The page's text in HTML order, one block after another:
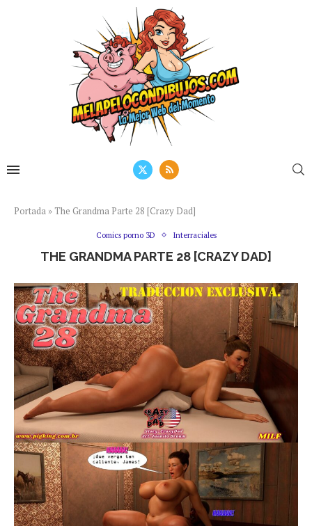
Portada »The Grandma Parte 28 [Crazy Dad]
Comics porno 3D Interraciales
THE GRANDMA PARTE 28 [CRAZY DAD]